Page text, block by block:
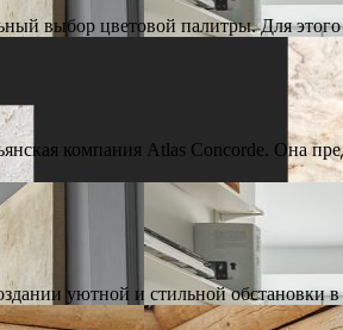
выбор цветовой палитры. Для
компания Atlas Concorde. Она
уютной и стильной